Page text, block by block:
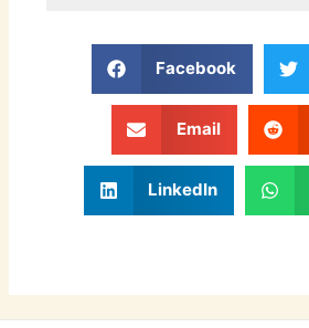
Facebook
Email
LinkedIn